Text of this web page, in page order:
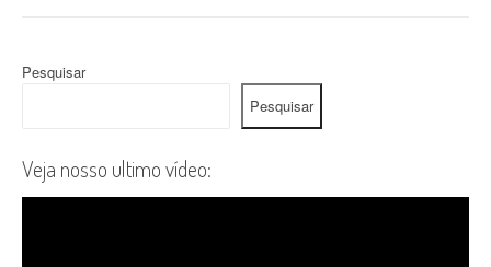
Pesquisar
Pesquisar
Veja nosso ultimo vídeo: